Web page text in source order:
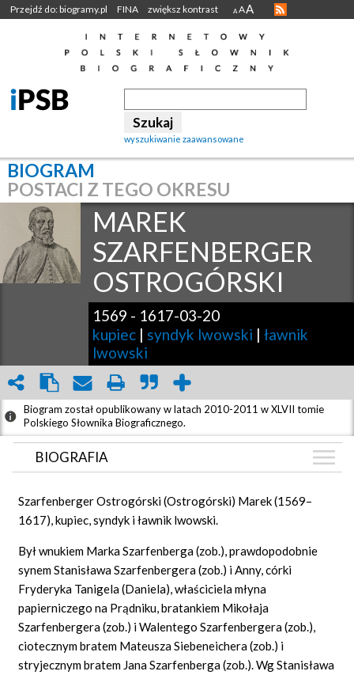
Przejdź do: biogramy.pl FINA zwiększ kontrast A AA
wyszukiwanie zaawansowane
BIOGRAM
POSTACI Z TEGO OKRESU
MAREK
SZARFENBERGER
OSTROGÓRSKI
1569 - 1617-03-20
kupiec | syndyk lwowski | ławnik
lwowski
Biogram został opublikowany w latach 2010-2011 w XLVII tomie
Polskiego Słownika Biograficznego.
BIOGRAFIA
GRAF POWIĄZAŃ
DYSKUSJA
Mapa
Szarfenberger Ostrogórski (Ostrogórski) Marek (1569–
1617), kupiec, syndyk i ławnik lwowski.
Był wnukiem Marka Szarfenberga (zob.), prawdopodobnie
synem Stanisława Szarfenbergera (zob.) i Anny, córki
Fryderyka Tanigela (Daniela), właściciela młyna
papierniczego na Prądniku, bratankiem Mikołaja
Szarfenbergera (zob.) i Walentego Szarfenbergera (zob.),
ciotecznym bratem Mateusza Siebeneichera (zob.) i
stryjecznym bratem Jana Szarfenberga (zob.). Wg Stanisława